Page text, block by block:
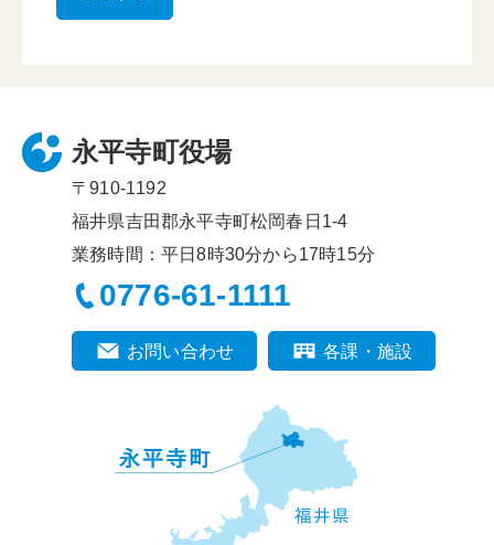
永平寺町役場
〒910-1192
福井県吉田郡永平寺町松岡春日1-4
業務時間：平日8時30分から17時15分
0776-61-1111
お問い合わせ 各課・施設